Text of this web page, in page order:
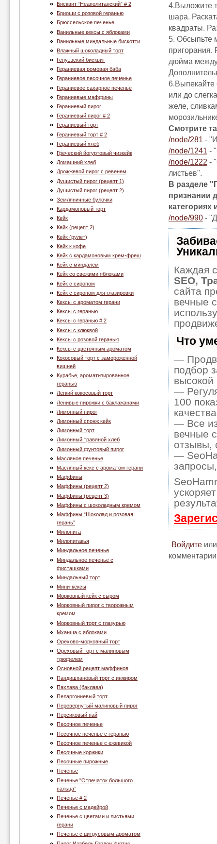
Бисквит “Неаполитанский” # 2
Бриоши с розовой геранью
Брюссельское печенье
Ванильные кексы с яблоками
Ванильные миндальные бискотти
Влажный шоколадный торт
Генуэзский бисквит
Гераниевая ромовая баба
Гераниевое песочное печенье
Гераниевое сахарное печенье
Гераниевые маффины
Гераниевый пирог
Гераниевый пирог # 2
Гераниевый торт
Гераниевый торт # 2
Гераниевый хлеб
Греческий йогуртовый чизкейк
Домашний хлеб
Дрожжевой пирог с ревенем
Душистый пирог (рецепт 1)
Душистый пирог (рецепт 2)
Земляничные булочки
Кардамоновый торт
Кейк
Кейк (рецепт 2)
Кейк (рулет)
Кейк к кофе
Кейк с кардамоновым крем-фреш
Кейк с миндалем
Кейк со свежими яблоками
Кейк с сиропом
Кейк с сиропом для глазировки
Кексы с ароматом герани
Кексы с геранью
Кексы с геранью # 2
Кексы с клюквой
Кексы с розовой геранью
Кексы с цветочным ароматом
Кокосовый торт с замороженной
вишней
Курабье, ароматизированное
геранью
Легкий кокосовый торт
Ленивые пирожки с баклажанами
Лимонный пирог
Лимонный спонж кейк
Лимонный торт
Лимонный травяной хлеб
Лимонный фунтовый пирог
Масляное печенье
Масляный кекс с ароматом герани
Маффины
Маффины (рецепт 2)
Маффины (рецепт 3)
Маффины с шоколадным кремом
Маффины “Шоколад и розовая
герань”
Милопита
Милопитакья
Миндальное печенье
Миндальное печенье с
фисташками
Миндальный торт
Мини-кексы
Морковный кейк с сыром
Морковный пирог с творожным
кремом
Морковный торт с глазурью
Мханша с яблоками
Орехово-морковный торт
Ореховый торт с малиновым
трюфелем
Основной рецепт маффинов
Пандишпановый торт с инжиром
Пахлава (баклава)
Пеларгониевый торт
Перевернутый малиновый пирог
Персиковый пай
Песочное печенье
Песочное печенье с геранью
Песочное печенье с ежевикой
Песочные коржики
Песочные пирожные
Печенье
Печенье "Отпечаток большого
пальца”
Печенье # 2
Печенье c мадейрой
Печенье с цветами и листьями
герани
Печенье с цитрусовым ароматом
4.Выложите
шара.
квадраты.
5. Обсыпьте
пригорания.
дюйма
6.Выпекайте
или до
желе,
Смотрите
/node/281 -
/node/1241 -
/node/1222 -
листьев".
В разделе
признании
категориях
/node/990 -
Каждая
SEO,
сайта
вечные
Что
—
подбор
высокой
—
100
— Все
вечные
отзывы,
—
Войдите
комментарии